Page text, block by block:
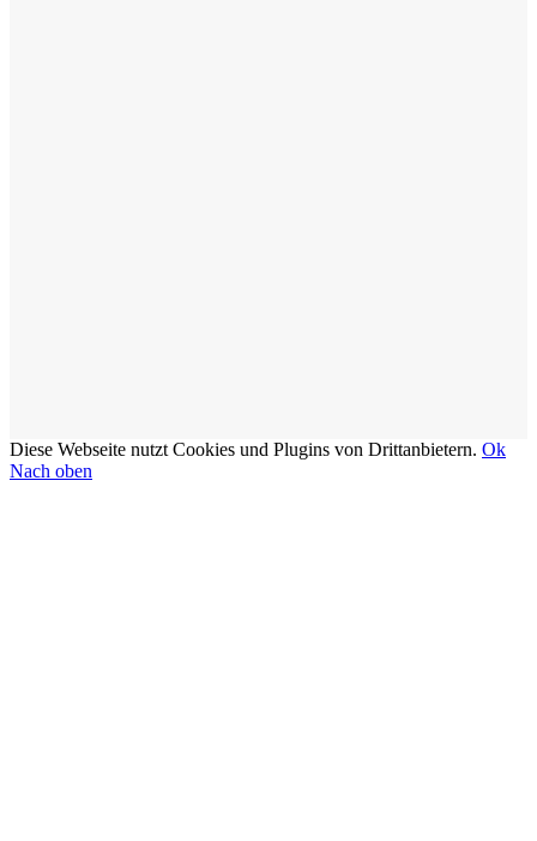
Diese Webseite nutzt Cookies und Plugins von Drittanbietern. Ok
Nach oben